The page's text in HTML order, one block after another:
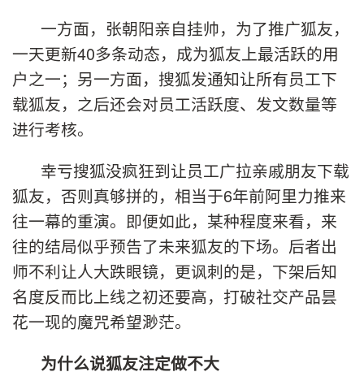
一方面，张朝阳亲自挂帅，为了推广狐友，
一天更新40多条动态，成为狐友上最活跃的用
户之一；另一方面，搜狐发通知让所有员工下
载狐友，之后还会对员工活跃度、发文数量等
进行考核。
幸亏搜狐没疯狂到让员工广拉亲戚朋友下载
狐友，否则真够拼的，相当于6年前阿里力推来
往一幕的重演。即便如此，某种程度来看，来
往的结局似乎预告了未来狐友的下场。后者出
师不利让人大跌眼镜，更讽刺的是，下架后知
名度反而比上线之初还要高，打破社交产品昙
花一现的魔咒希望渺茫。
为什么说狐友注定做不大